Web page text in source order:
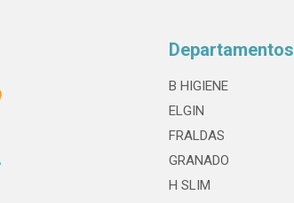
Departamentos
B HIGIENE
ELGIN
FRALDAS
GRANADO
H SLIM